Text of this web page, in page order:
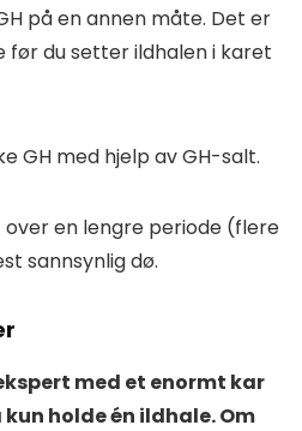
på en annen måte. Det er
du setter ildhalen i karet
GH med hjelp av GH-salt.
en lengre periode (flere
sannsynlig dø.
med et enormt kar
holde én ildhale. Om